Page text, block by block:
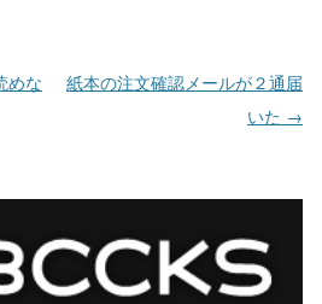
めな
紙本の注文確認メールが２通届
いた →